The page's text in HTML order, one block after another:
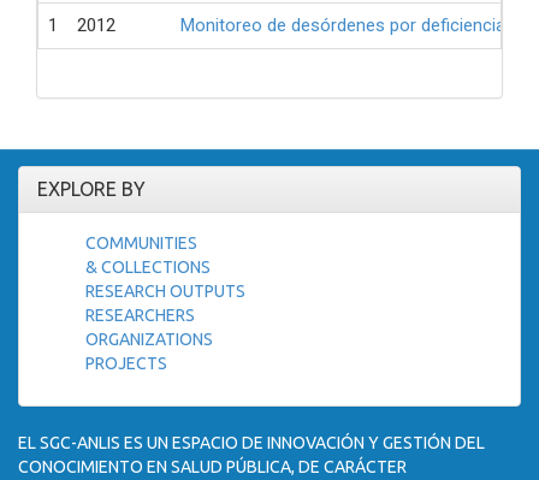
1 2012 Monitoreo de desórdenes por deficiencia
EXPLORE BY
COMMUNITIES
& COLLECTIONS
RESEARCH OUTPUTS
RESEARCHERS
ORGANIZATIONS
PROJECTS
EL SGC-ANLIS ES UN ESPACIO DE INNOVACIÓN Y GESTIÓN DEL
CONOCIMIENTO EN SALUD PÚBLICA, DE CARÁCTER